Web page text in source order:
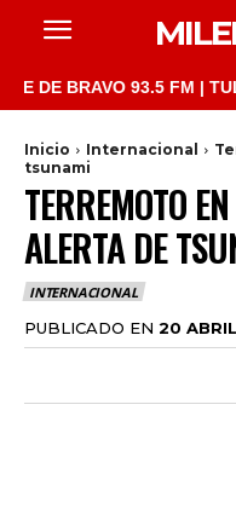
93.5 FM |
Inicio Internacional
tsunami
TERREMOTO
ALERTA DE
INTERNACIONAL
PUBLICADO EN 20